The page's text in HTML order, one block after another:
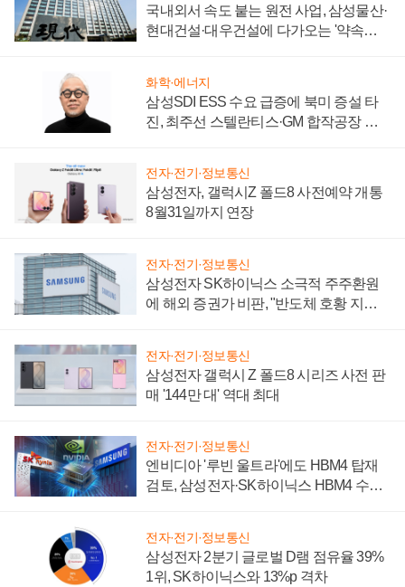
국내외서 속도 붙는 원전 사업, 삼성물산·
현대건설·대우건설에 다가오는 '약속의
화학·에너지
삼성SDI ESS 수요 급증에 북미 증설 타
진, 최주선 스텔란티스·GM 합작공장 건
전자·전기·정보통신
삼성전자, 갤럭시Z 폴드8 사전예약 개통
8월31일까지 연장
전자·전기·정보통신
삼성전자 SK하이닉스 소극적 주주환원
에 해외 증권가 비판, "반도체 호황 지속
전자·전기·정보통신
삼성전자 갤럭시 Z 폴드8 시리즈 사전 판
매 '144만 대' 역대 최대
전자·전기·정보통신
엔비디아 '루빈 울트라'에도 HBM4 탑재
검토, 삼성전자·SK하이닉스 HBM4 수율
전자·전기·정보통신
삼성전자 2분기 글로벌 D램 점유율 39%
1위, SK하이닉스와 13%p 격차